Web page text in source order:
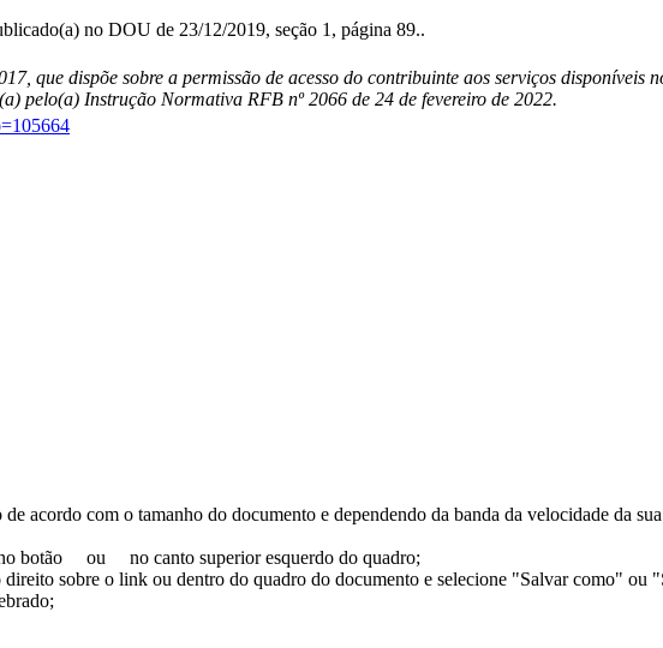
no DOU de 23/12/2019, seção 1, página 89..
que dispõe sobre a permissão de acesso do contribuinte aos serviços disponíveis
pelo(a) Instrução Normativa RFB nº 2066 de 24 de fevereiro de 2022.
acordo com o tamanho do documento e dependendo da banda da velocidade da
botão
ou
no canto superior esquerdo do quadro;
sobre o link ou dentro do quadro do documento e selecione "Salvar como" ou